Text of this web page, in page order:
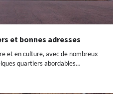
et bonnes adresses
et en culture, avec de nombreux
quartiers abordables…